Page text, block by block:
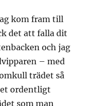
kom fram till
det att falla dit
och jag
– med
trädet så
ordentligt
som man